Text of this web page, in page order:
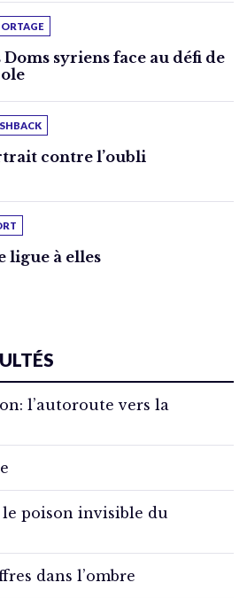
Doms syriens face au défi de
contre l’oubli
ligue à elles
l’autoroute vers la
poison invisible du
dans l’ombre